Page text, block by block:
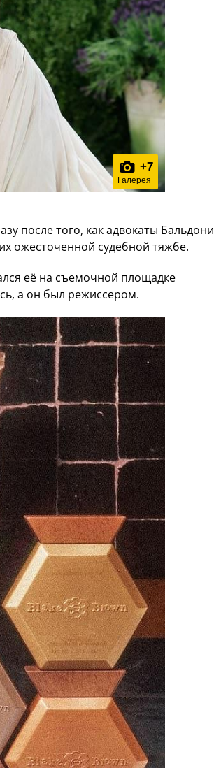
+7
Галерея
после того, как адвокаты Бальдони
ожесточенной судебной тяжбе.
её на съемочной площадке
а он был режиссером.